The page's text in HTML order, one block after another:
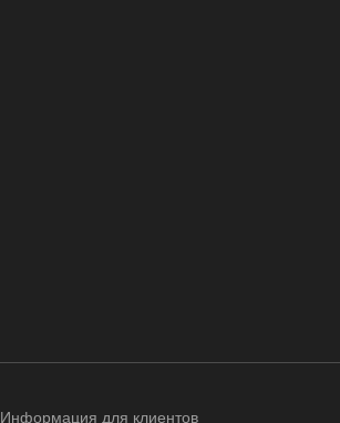
Информация для клиентов